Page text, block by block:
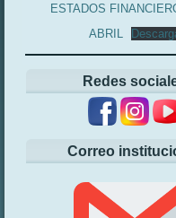
ESTADOS
ABRIL
Redes
Correo